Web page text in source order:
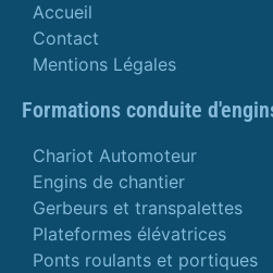
Accueil
Contact
Mentions Légales
Formations conduite
Chariot Automoteur
Engins de chantier
Gerbeurs et transpalettes
Plateformes élévatrices
Ponts roulants et portiques